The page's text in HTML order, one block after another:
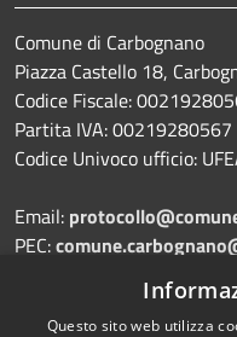
Comune di Carbognano
Piazza Castello 18,
Codice Fiscale:
Partita IVA: 00219280567
Codice Univoco ufficio:
Email:
PEC:
Fax: 0761613716
Questo sito web utilizza